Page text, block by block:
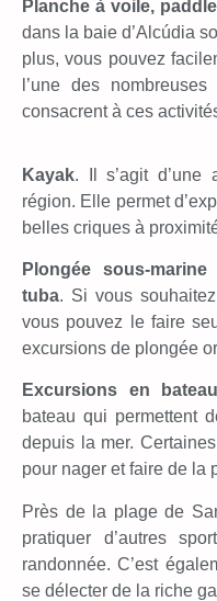
P lanche à voile,
dans la baie d’Alcúdia
plus, vous pouvez
l’une des
consacrent à ces
Kayak. Il s’agit d’une
région. Elle permet
belles criques à
Plongée sous-
tuba. Si vous
vous pouvez le faire
excursions de plongée
Excursions en bateau
bateau qui permettent
depuis la mer.
pour nager et faire de la
Près de la plage de
pratiquer d’autres
randonnée. C’est
se délecter de la riche